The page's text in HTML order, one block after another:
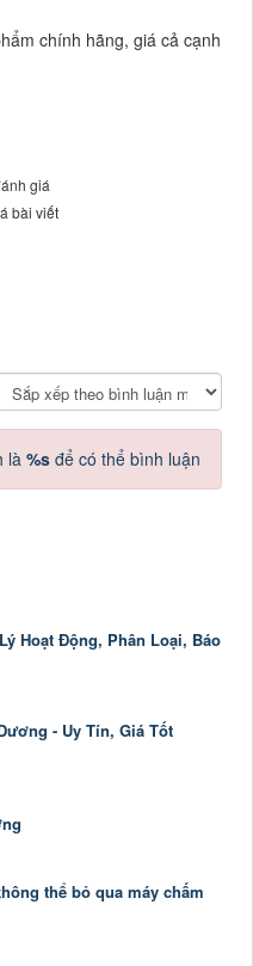
chính hãng, giá cả cạnh
giá
bài viết
là %s để có thể bình luận
Hoạt Động, Phân Loại, Báo
- Uy Tín, Giá Tốt
thể bỏ qua máy chấm